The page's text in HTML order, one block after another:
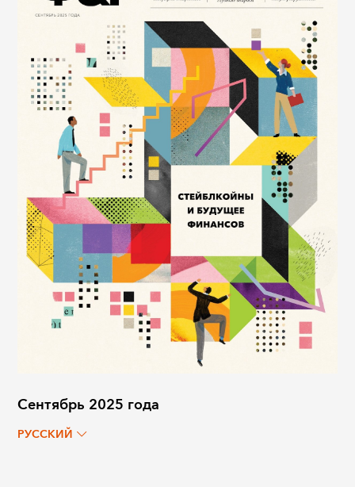
Сентябрь 2025 года
РУССКИЙ